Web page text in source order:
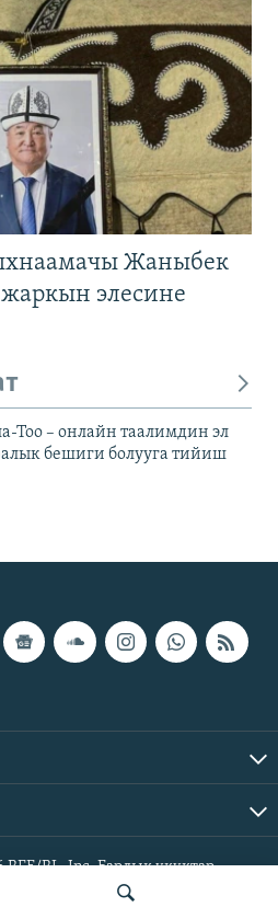
Жаныбек
элесине
Тоо – онлайн таалимдин эл
бешиги болууга тийиш
RL, Inc. Бардык укуктар